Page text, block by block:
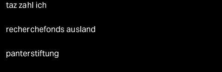
taz zahl ich
recherchefonds ausland
panterstiftung